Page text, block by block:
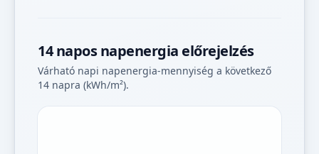
14 napos napenergia előrejelzés
Várható napi napenergia-mennyiség a következő
14 napra (kWh/m²).